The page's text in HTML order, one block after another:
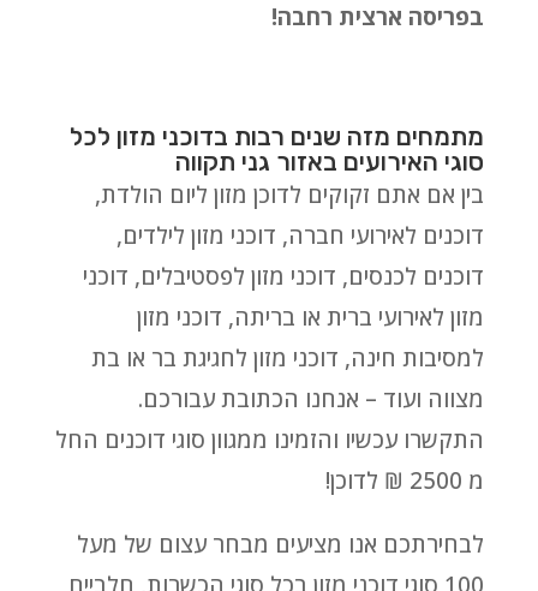
בפריסה ארצית רחבה!
מתמחים מזה שנים רבות בדוכני מזון לכל
סוגי האירועים באזור גני תקווה
בין אם אתם זקוקים לדוכן מזון ליום הולדת,
דוכנים לאירועי חברה, דוכני מזון לילדים,
דוכנים לכנסים, דוכני מזון לפסטיבלים, דוכני
מזון לאירועי ברית או בריתה, דוכני מזון
למסיבות חינה, דוכני מזון לחגיגת בר או בת
מצווה ועוד – אנחנו הכתובת עבורכם.
התקשרו עכשיו והזמינו ממגוון סוגי דוכנים החל
מ 2500 ₪ לדוכן!
לבחירתכם אנו מציעים מבחר עצום של מעל